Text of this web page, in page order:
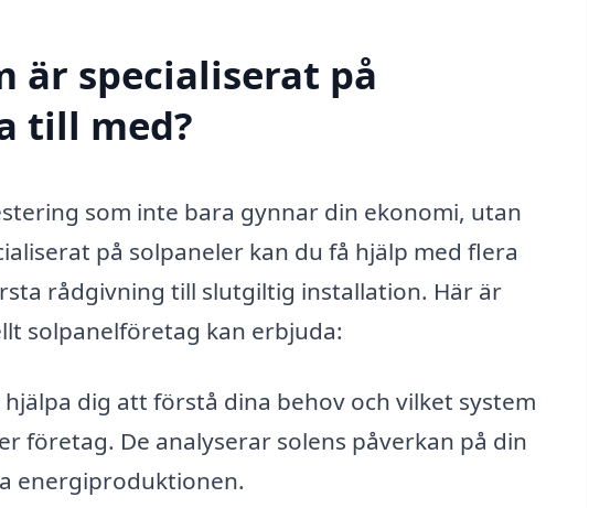
är specialiserat på
till med?
som inte bara gynnar din ekonomi, utan
på solpaneler kan du få hjälp med flera
rådgivning till slutgiltig installation. Här är
solpanelföretag kan erbjuda:
dig att förstå dina behov och vilket system
företag. De analyserar solens påverkan på din
energiproduktionen.